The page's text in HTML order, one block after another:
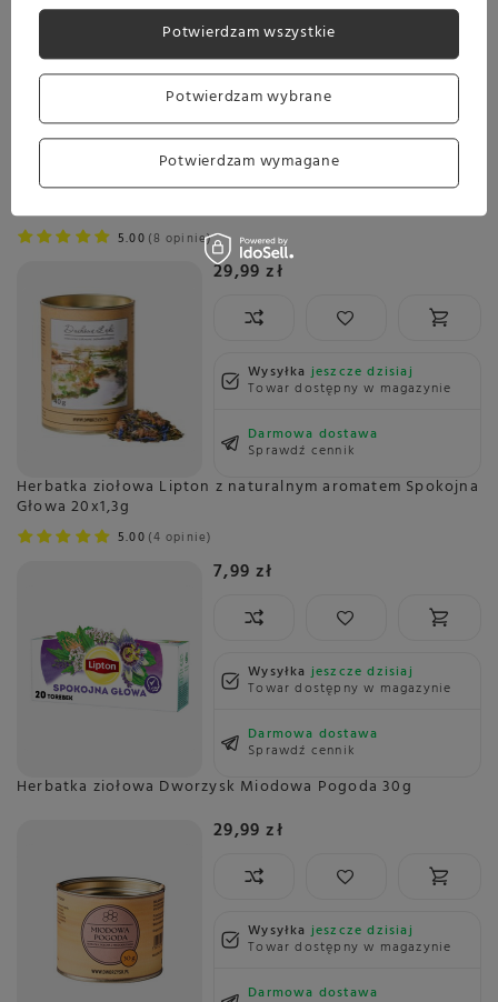
Wysyłkajeszcze dzisiaj
Towar dostępny w magazynie
Darmowa dostawa
Sprawdź cennik
5.00 8 opinie
29,99 zł
Wysyłkajeszcze dzisiaj
Towar dostępny w magazynie
Darmowa dostawa
Sprawdź cennik
Herbatka ziołowa Lipton z naturalnym aromatem Spokojna
Głowa 20x1,3g
5.00 4 opinie
7,99 zł
Wysyłkajeszcze dzisiaj
Towar dostępny w magazynie
Darmowa dostawa
Sprawdź cennik
Herbatka ziołowa Dworzysk Miodowa Pogoda 30g
29,99 zł
Wysyłkajeszcze dzisiaj
Towar dostępny w magazynie
Darmowa dostawa
Potwierdzam wybrane
Potwierdzam wymagane
Potwierdzam wszystkie